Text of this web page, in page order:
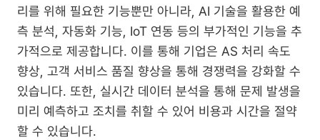
리를 위해 필요한 기능뿐만 아니라, AI 기술을 활용한 예
측 분석, 자동화 기능, IoT 연동 등의 부가적인 기능을 추
가적으로 제공합니다. 이를 통해 기업은 AS 처리 속도
향상, 고객 서비스 품질 향상을 통해 경쟁력을 강화할 수
있습니다. 또한, 실시간 데이터 분석을 통해 문제 발생을
미리 예측하고 조치를 취할 수 있어 비용과 시간을 절약
할 수 있습니다.